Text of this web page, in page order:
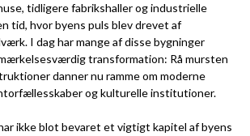
tidligere fabrikshaller og industrielle
tid, hvor byens puls blev drevet af
I dag har mange af disse bygninger
transformation: Rå mursten
danner nu ramme om moderne
og kulturelle institutioner.
ikke blot bevaret et vigtigt kapitel af byens